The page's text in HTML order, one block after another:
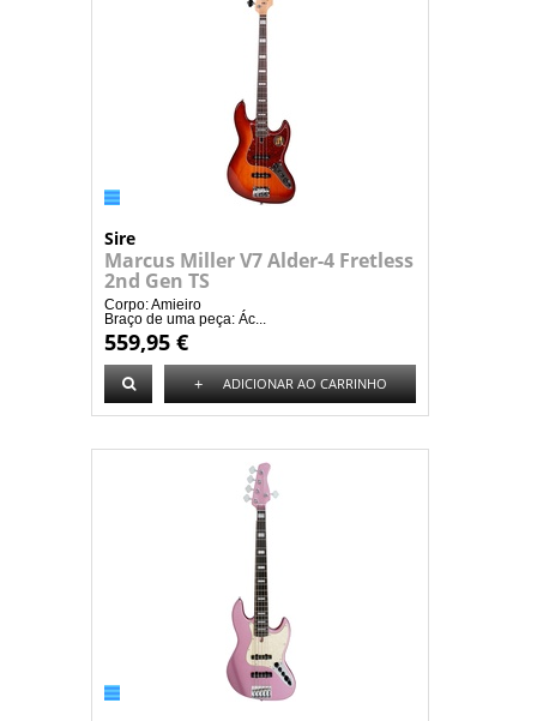
Sire
Marcus Miller V7 Alder-4 Fretless
2nd Gen TS
Corpo: Amieiro
Braço de uma peça: Ác...
559,95 €
+ ADICIONAR AO CARRINHO